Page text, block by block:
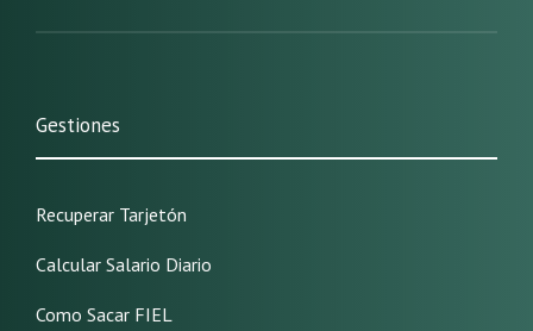
Gestiones
Recuperar Tarjetón
Calcular Salario Diario
Como Sacar FIEL